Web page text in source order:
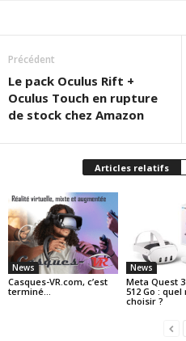
Précédent
Le pack Oculus Rift +
Oculus Touch en rupture
de stock chez Amazon
Articles relatifs
News
Casques-VR.com, c’est
terminé…
News
Meta Quest 3
512 Go :
choisir ?